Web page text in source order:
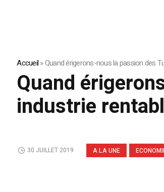
Accueil»Quand érigerons-nous la passion des
Quand
industrie
A LA UNE
30 JUILLET 2019